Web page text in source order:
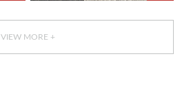
VIEW MORE +